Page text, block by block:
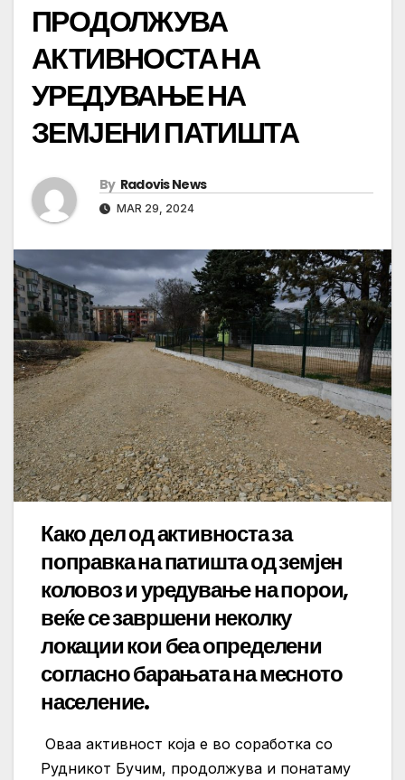
ПРОДОЛЖУВА
АКТИВНОСТА НА
УРЕДУВАЊЕ НА
ЗЕМЈЕНИ ПАТИШТА
By Radovis News
MAR 29, 2024
Како дел од активноста за
поправка на патишта од земјен
коловоз и уредување на порои,
веќе се завршени неколку
локации кои беа определени
согласно барањата на месното
население.
Оваа активност која е во соработка со
Рудникот Бучим, продолжува и понатаму